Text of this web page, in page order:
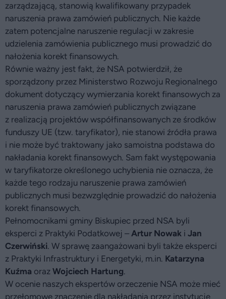
zarządzającą, stanowią kwalifikowany przypadek
naruszenia prawa zamówień publicznych. Nie każde
zatem potencjalne naruszenie regulacji w zakresie
udzielenia zamówienia publicznego musi prowadzić do
nałożenia korekt finansowych.
Równie ważny jest fakt, że NSA potwierdził, że
sporządzony przez Ministerstwo Rozwoju Regionalnego
dokument dotyczący wymierzania korekt finansowych za
naruszenia prawa zamówień publicznych związane
z realizacją projektów współfinansowanych ze środków
funduszy UE (tzw. taryfikator), nie stanowi źródła prawa
i nie może być traktowany jako samoistna podstawa do
nakładania korekt finansowych. Sam fakt występowania
w taryfikatorze określonego uchybienia nie oznacza, że
każde tego rodzaju naruszenie prawa zamówień
publicznych musi bezwzględnie prowadzić do nałożenia
korekt finansowych.
Pełnomocnikami gminy Biskupiec przed NSA byli
eksperci z Praktyki Podatkowej – Artur Nowak i Jan
Czerwiński. W sprawę zaangażowani byli także eksperci
z Praktyki Infrastruktury i Energetyki, m.in. Katarzyna
Kuźma oraz Wojciech Hartung.
W ocenie naszych ekspertów orzeczenie NSA może mieć
przełomowe znaczenie dla nakładania przez instytucje